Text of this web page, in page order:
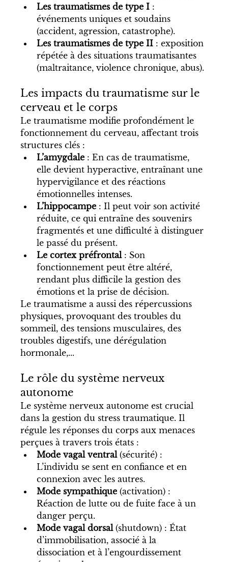
Les traumatismes de type I :
événements uniques et soudains
(accident, agression, catastrophe).
Les traumatismes de type II : exposition
répétée à des situations traumatisantes
(maltraitance, violence chronique, abus).
Les impacts du traumatisme sur le
cerveau et le corps
Le traumatisme modifie profondément le
fonctionnement du cerveau, affectant trois
structures clés :
L’amygdale : En cas de traumatisme,
elle devient hyperactive, entraînant une
hypervigilance et des réactions
émotionnelles intenses.
L’hippocampe : Il peut voir son activité
réduite, ce qui entraîne des souvenirs
fragmentés et une difficulté à distinguer
le passé du présent.
Le cortex préfrontal : Son
fonctionnement peut être altéré,
rendant plus difficile la gestion des
émotions et la prise de décision.
Le traumatisme a aussi des répercussions
physiques, provoquant des troubles du
sommeil, des tensions musculaires, des
troubles digestifs, une dérégulation
hormonale,...
Le rôle du système nerveux
autonome
Le système nerveux autonome est crucial
dans la gestion du stress traumatique. Il
régule les réponses du corps aux menaces
perçues à travers trois états :
Mode vagal ventral (sécurité) :
L’individu se sent en confiance et en
connexion avec les autres.
Mode sympathique (activation) :
Réaction de lutte ou de fuite face à un
danger perçu.
Mode vagal dorsal (shutdown) : État
d’immobilisation, associé à la
dissociation et à l’engourdissement